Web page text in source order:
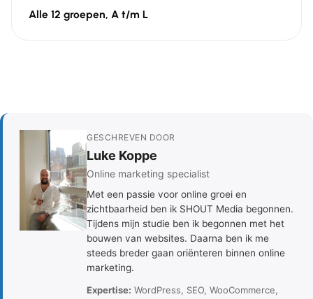
Alle 12 groepen, A t/m L
GESCHREVEN DOOR
Luke Koppe
Online marketing specialist
Met een passie voor online groei en
zichtbaarheid ben ik SHOUT Media begonnen.
Tijdens mijn studie ben ik begonnen met het
bouwen van websites. Daarna ben ik me
steeds breder gaan oriënteren binnen online
marketing.
Expertise: WordPress, SEO, WooCommerce,